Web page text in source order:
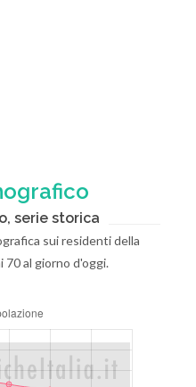
serie storica
sui residenti della
70 al giorno d'oggi.